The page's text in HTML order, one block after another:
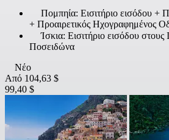
Πομπηία: Εισιτήριο εισόδου +
+ Προαιρετικός Ηχογραφημένος
Ίσκια: Εισιτήριο εισόδου
Ποσειδώνα
Νέο
Από 104,63 $
99,40 $